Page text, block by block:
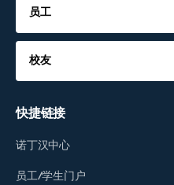
员工
校友
快捷链接
诺丁汉中心
员工/学生门户